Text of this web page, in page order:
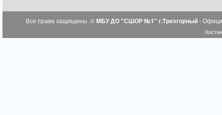
Все права защищены. ©МБУ ДО "СШОР №1" г.Трехгорный-